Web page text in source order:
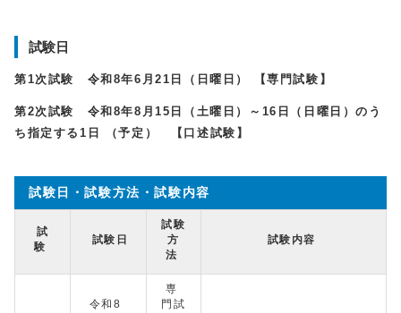
試験日
第1次試験 令和8年6月21日（日曜日） 【専門試験】
第2次試験 令和8年8月15日（土曜日）～16日（日曜日）のう
ち 指定する1日 （予定） 【口述試験】
試験日・試験方法・試験内容
試
験
試験日
試験
方
法
試験内容
令和8
専
門試